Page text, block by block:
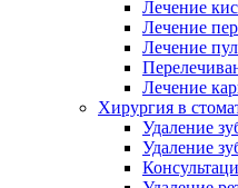
Лечение
Лечение
Лечение
Лечение
Хирургия в
Удаление
Удаление